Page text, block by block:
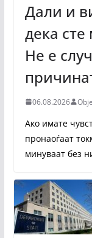
Дали и
дека
Не е
06.08.2026
Ако имате
пронаоѓаат
минуваат без